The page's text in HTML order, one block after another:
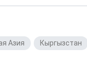
Азия Кыргызстан